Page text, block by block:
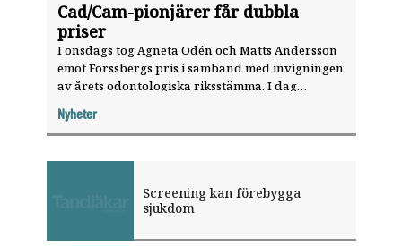
Cad/Cam-pionjärer får dubbla
priser
I onsdags tog Agneta Odén och Matts Andersson
emot Forssbergs pris i samband med invigningen
av årets odontologiska riksstämma. I dag
Nyheter
Screening kan förebygga
sjukdom